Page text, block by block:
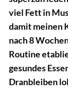
viel Fett in
damit meinen
nach 8
Routine
gesundes
Dranbleiben